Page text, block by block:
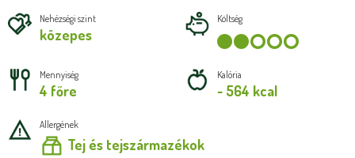
Nehézségi szint
közepes
Költség
Mennyiség
4 főre
Kalória
~ 564 kcal
Allergének
Tej és tejszármazékok